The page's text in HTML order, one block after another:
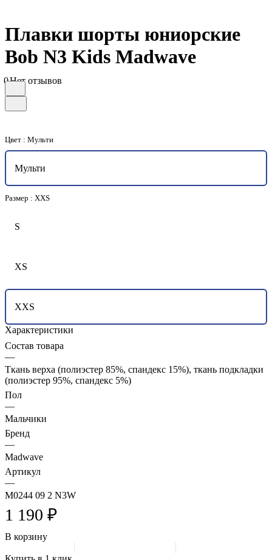
Плавки шорты юниорские
Bob N3 Kids Madwave
0Нет отзывов
Цвет : Мульти
Мульти
Размер : XXS
S
XS
XXS
Характеристики
Состав товара
—
Ткань верха (полиэстер 85%, спандекс 15%), ткань подкладки
(полиэстер 95%, спандекс 5%)
Пол
—
Мальчики
Бренд
—
Madwave
Артикул
—
M0244 09 2 N3W
1 190 ₽
В корзину